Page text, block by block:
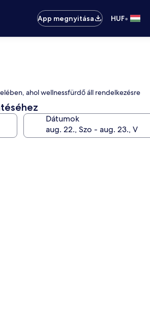
App megnyitása
HUF•
ahol wellnessfürdő áll rendelkezésre
Dátumok